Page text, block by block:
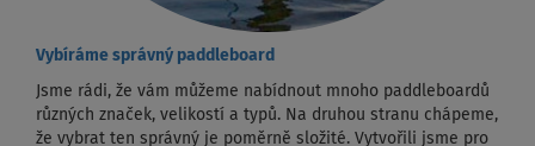
Vybíráme správný paddleboard
Jsme rádi, že vám můžeme nabídnout mnoho paddleboardů
různých značek, velikostí a typů. Na druhou stranu chápeme,
že vybrat ten správný je poměrně složité. Vytvořili jsme pro